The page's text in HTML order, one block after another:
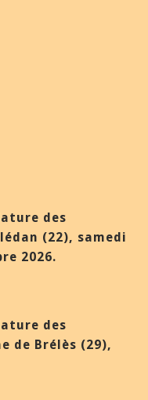
des
(22), samedi
2026.
des
de Brélès (29),